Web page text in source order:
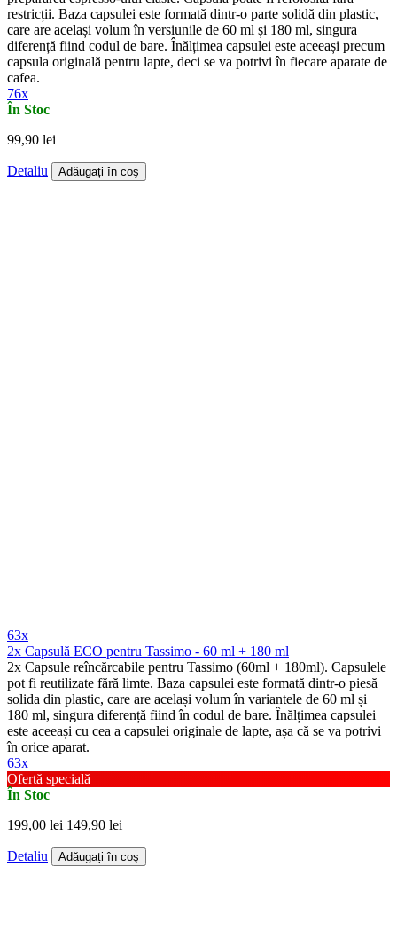
restricții. Baza capsulei este formată dintr-o parte solidă din plastic,
care are același volum în versiunile de 60 ml și 180 ml, singura
diferență fiind codul de bare. Înălțimea capsulei este aceeași precum
capsula originală pentru lapte, deci se va potrivi în fiecare aparate de
cafea.
76x
În Stoc
99,90 lei
Detaliu Adăugați în coş
63x
2x Capsulă ECO pentru Tassimo - 60 ml + 180 ml
2x Capsule reîncărcabile pentru Tassimo (60ml + 180ml). Capsulele
pot fi reutilizate fără limte. Baza capsulei este formată dintr-o piesă
solida din plastic, care are același volum în variantele de 60 ml și
180 ml, singura diferență fiind în codul de bare. Înălțimea capsulei
este aceeași cu cea a capsulei originale de lapte, așa că se va potrivi
în orice aparat.
63x
Ofertă specială
În Stoc
199,00 lei 149,90 lei
Detaliu Adăugați în coş